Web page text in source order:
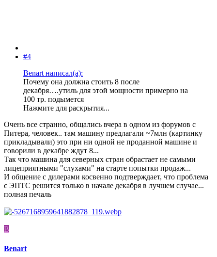
#4
Benart написал(а):
Почему она должна стоить 8 после
декабря….утиль для этой мощности примерно на
100 тр. подымется
Нажмите для раскрытия...
Очень все странно, общались вчера в одном из форумов с
Питера, человек.. там машину предлагали ~7млн (картинку
прикладывали) это при ни одной не проданной машине и
говорили в декабре ждут 8...
Так что машина для северных стран обрастает не самыми
лицеприятными "слухами" на старте попытки продаж...
И общение с дилерами косвенно подтверждает, что проблема
с ЭПТС решится только в начале декабря в лучшем случае...
полная печаль
B
Benart